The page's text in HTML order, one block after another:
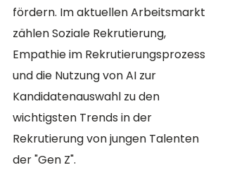
fördern. Im aktuellen Arbeitsmarkt
zählen Soziale Rekrutierung,
Empathie im Rekrutierungsprozess
und die Nutzung von AI zur
Kandidatenauswahl zu den
wichtigsten Trends in der
Rekrutierung von jungen Talenten
der "Gen Z".